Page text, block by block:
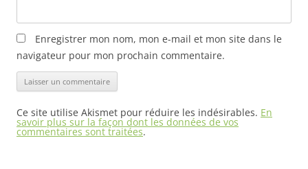
Enregistrer mon nom, mon e-mail et mon site dans le
navigateur pour mon prochain commentaire.
Ce site utilise Akismet pour réduire les indésirables. En
savoir plus sur la façon dont les données de vos
commentaires sont traitées.